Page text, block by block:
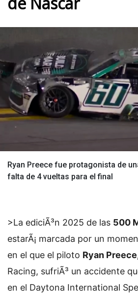
Ryan Preece fue protagonista de
falta de 4 vueltas para el final
>La ediciÃ³n 2025 de las 500
estarÃ¡ marcada por un
en el que el piloto Ryan
Racing, sufriÃ³ un accidente
en el Daytona International